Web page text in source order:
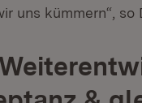
uns kümmern“, so